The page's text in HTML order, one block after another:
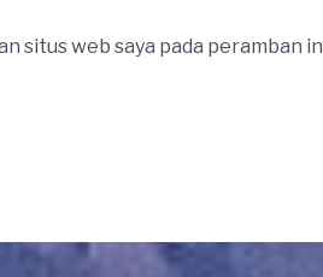
situs web saya pada peramban